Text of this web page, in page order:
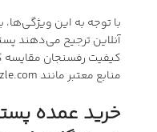
با توجه به این ویژگی‌ها،
آنلاین ترجیح می‌دهند
کیفیت رفسنجان مقایسه
منابع معتبر مانند hpuzzle.com باشند.
خرید عمده